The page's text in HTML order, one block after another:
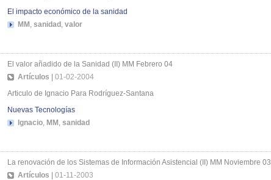
El impacto económico de la sanidad
MM sanidad valor
El valor añadido de la Sanidad (II) MM Febrero 04
Artículos | 01-02-2004
Articulo de Ignacio Para Rodríguez-Santana
Nuevas Tecnologías
Ignacio MM sanidad
La renovación de los Sistemas de Información Asistencial (II) MM Noviembre 03
Artículos | 01-11-2003